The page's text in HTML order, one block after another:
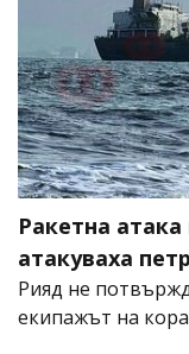
Ракетна
атакуваха
Рияд не
екипажът на